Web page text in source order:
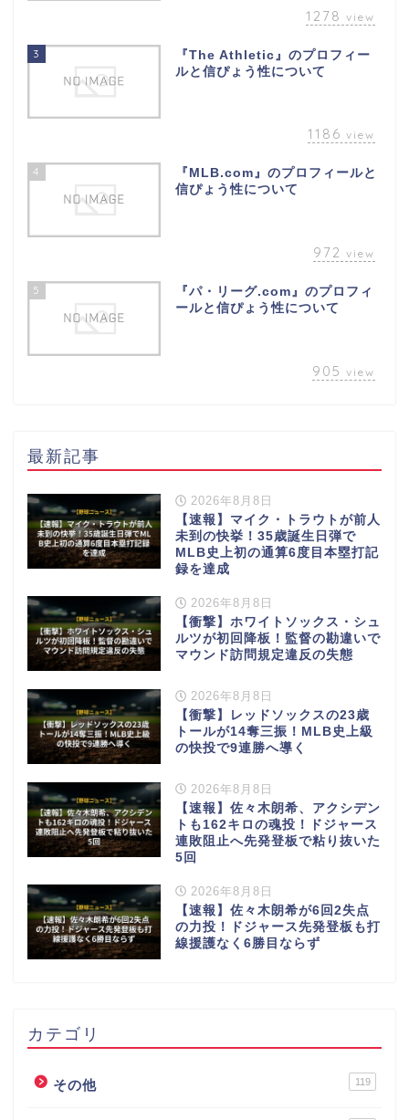
1278 view
3
『The Athletic』のプロフィー
ルと信ぴょう性について
1186 view
4
『MLB.com』のプロフィールと
信ぴょう性について
972 view
5
『パ・リーグ.com』のプロフィ
ールと信ぴょう性について
905 view
最新記事
2026年8月8日
【速報】マイク・トラウトが前人
未到の快挙！35歳誕生日弾で
MLB史上初の通算6度目本塁打記
録を達成
2026年8月8日
【衝撃】ホワイトソックス・シュ
ルツが初回降板！監督の勘違いで
マウンド訪問規定違反の失態
2026年8月8日
【衝撃】レッドソックスの23歳
トールが14奪三振！MLB史上級
の快投で9連勝へ導く
2026年8月8日
【速報】佐々木朗希、アクシデン
トも162キロの魂投！ドジャース
連敗阻止へ先発登板で粘り抜いた
5回
2026年8月8日
【速報】佐々木朗希が6回2失点
の力投！ドジャース先発登板も打
線援護なく6勝目ならず
カテゴリ
その他 119